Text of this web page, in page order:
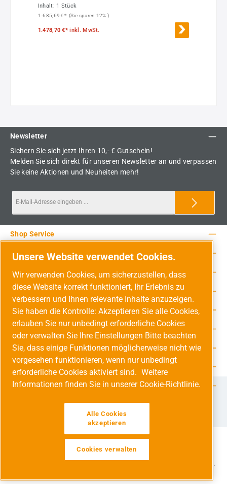
Inhalt: 1 Stück
1.685,69 €* (Sie sparen 12% )
1.478,70 €*inkl. MwSt.
Newsletter
Sichern Sie sich jetzt Ihren 10,- € Gutschein!
Melden Sie sich direkt für unseren Newsletter an und verpassen
Sie keine Aktionen und Neuheiten mehr!
Service-Hotline
Shop Service
Rechtliche Hinweise
Unsere Vorteile
Versandarten
Zahlungsarten
Adresse
Umweltschutz & Partnerschaft
Jetzt auf Social Media folgen!
InstagramYouTubeLinkedIn
Alle Preise inkl. gesetzl. Mehrwertsteuer zzgl.
und ggf. Nachnahmegebühren, wenn nicht anders angegeben.
Unsere Website verwendet Cookies.
Wir verwenden Cookies, um sicherzustellen, dass
diese Website korrekt funktioniert, Ihr Erlebnis zu
verbessern und Ihnen relevante Inhalte anzuzeigen.
Sie haben die Kontrolle: Akzeptieren Sie alle Cookies,
erlauben Sie nur unbedingt erforderliche Cookies
oder verwalten Sie Ihre Einstellungen Bitte beachten
Sie, dass einige Funktionen möglicherweise nicht wie
vorgesehen funktionieren, wenn nur unbedingt
erforderliche Cookies aktiviert sind. Weitere
Informationen finden Sie in unserer Cookie-Richtlinie.
Alle Cookies
akzeptieren
Cookies verwalten